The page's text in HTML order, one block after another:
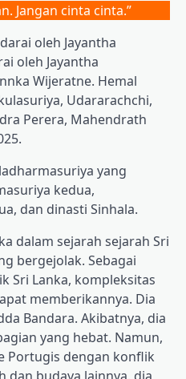
Jangan cinta cinta.”
oleh Jayantha
oleh Jayantha
Wijeratne. Hemal
Udararachchi,
Perera, Mahendrath
yang
kedua,
dan dinasti Sinhala.
dalam sejarah sejarah Sri
bergejolak. Sebagai
Sri Lanka, kompleksitas
memberikannya. Dia
Bandara. Akibatnya, dia
yang hebat. Namun,
Portugis dengan konflik